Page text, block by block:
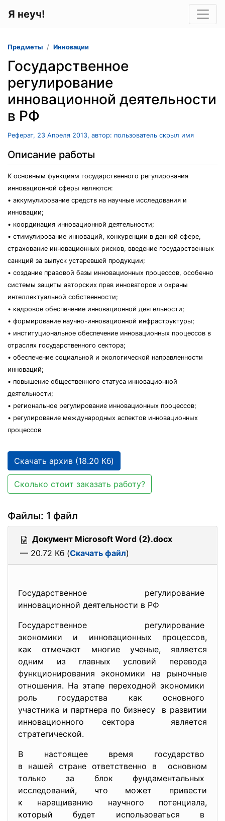
Я неуч!
Предметы Инновации
Государственное
регулирование
инновационной деятельности
в РФ
Реферат, 23 Апреля 2013, автор: пользователь скрыл имя
Описание работы
К основным функциям государственного регулирования
инновационной сферы являются:
• аккумулирование средств на научные исследования и
инновации;
• координация инновационной деятельности;
• стимулирование инноваций, конкуренции в данной сфере,
страхование инновационных рисков, введение государственных
санкций за выпуск устаревшей продукции;
• создание правовой базы инновационных процессов, особенно
системы защиты авторских прав инноваторов и охраны
интеллектуальной собственности;
• кадровое обеспечение инновационной деятельности;
• формирование научно-инновационной инфраструктуры;
• институциональное обеспечение инновационных процессов в
отраслях государственного сектора;
• обеспечение социальной и экологической направленности
инноваций;
• повышение общественного статуса инновационной
деятельности;
• региональное регулирование инновационных процессов;
• регулирование международных аспектов инновационных
процессов
Скачать архив (18.20 Кб)
Сколько стоит заказать работу?
Файлы: 1 файл
Документ Microsoft Word (2).docx
— 20.72 Кб (Скачать файл)
Государственное регулирование
инновационной деятельности в РФ
Государственное регулирование
экономики и инновационных процессов,
как отмечают многие ученые, является
одним из главных условий перевода
функционирования экономики на рыночные
отношения. На этапе переходной экономики
роль государства как основного
участника и партнера по бизнесу в развитии
инновационного сектора является
стратегической.
В настоящее время государство
в нашей стране ответственно в основном
только за блок фундаментальных
исследований, что может привести
к наращиванию научного потенциала,
который будет использоваться в